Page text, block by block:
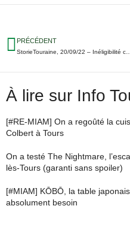
PRÉCÉDENT
À lire sur Info
[#RE-MIAM] On a regoûté la
Colbert à Tours
On a testé The Nightmare,
lès-Tours (garanti sans spoiler)
[#MIAM] KŌBŌ, la table
absolument besoin